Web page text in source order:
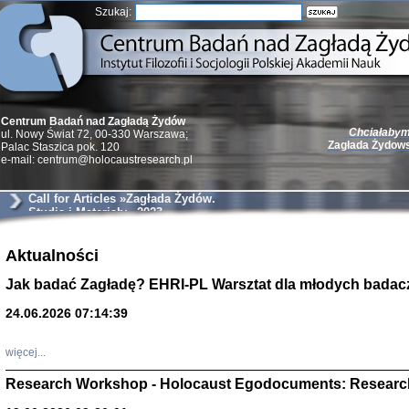
Szukaj:
Zagłada
Natalia Aleksiun,
Deborah Dash
Turski, Laurence
Centrum Badań nad Zagładą Żydów
ul. Nowy Świat 72, 00-330 Warszawa;
Palac Staszica pok. 120
e-mail: centrum@holocaustresearch.pl
Call for Articles »Zagłada Żydów.
Studia i Materiały« 2023
Aktualności
Jak badać Zagładę? EHRI-PL Warsztat dla młodych
24.06.2026 07:14:39
więcej...
Research Workshop - Holocaust Egodocuments: